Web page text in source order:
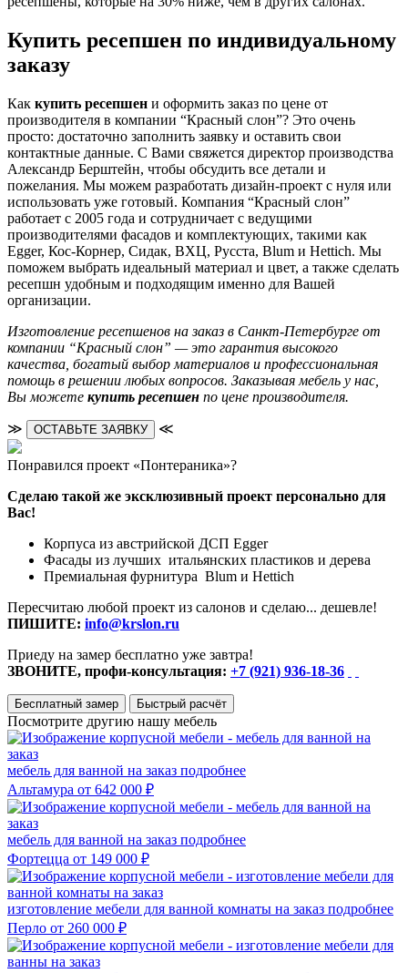
Купить ресепшен по индивидуальному
заказу
Как купить ресепшен и оформить заказ по цене от
производителя в компании “Красный слон”? Это очень
просто: достаточно заполнить заявку и оставить свои
контактные данные. С Вами свяжется директор производства
Александр Берштейн, чтобы обсудить все детали и
пожелания. Мы можем разработать дизайн-проект с нуля или
использовать уже готовый. Компания “Красный слон”
работает с 2005 года и сотрудничает с ведущими
производителями фасадов и комплектующих, такими как
Egger, Кос-Корнер, Сидак, ВХЦ, Русста, Blum и Hettich. Мы
поможем выбрать идеальный материал и цвет, а также сделать
ресепшн удобным и подходящим именно для Вашей
организации.
Изготовление ресепшенов на заказ в Санкт-Петербурге от
компании “Красный слон” — это гарантия высокого
качества, богатый выбор материалов и профессиональная
помощь в решении любых вопросов. Заказывая мебель у нас,
Вы можете купить ресепшен по цене производителя.
≫ ОСТАВЬТЕ ЗАЯВКУ ≪
Понравился проект «Понтераника»?
Сделаю такой же эксклюзивный проект персонально для
Вас!
Корпуса из австрийской ДСП Egger
Фасады из лучших итальянских пластиков и дерева
Премиальная фурнитура Blum и Hettich
Пересчитаю любой проект из салонов и сделаю... дешевле!
ПИШИТЕ: info@krslon.ru
Приеду на замер бесплатно уже завтра!
ЗВОНИТЕ, профи-консультация: +7 (921) 936-18-36
Бесплатный замер Быстрый расчёт
Посмотрите другию нашу мебель
мебель для ванной на заказ подробнее
Альтамура от 642 000 ₽
мебель для ванной на заказ подробнее
Фортецца от 149 000 ₽
изготовление мебели для ванной комнаты на заказ подробнее
Перло от 260 000 ₽